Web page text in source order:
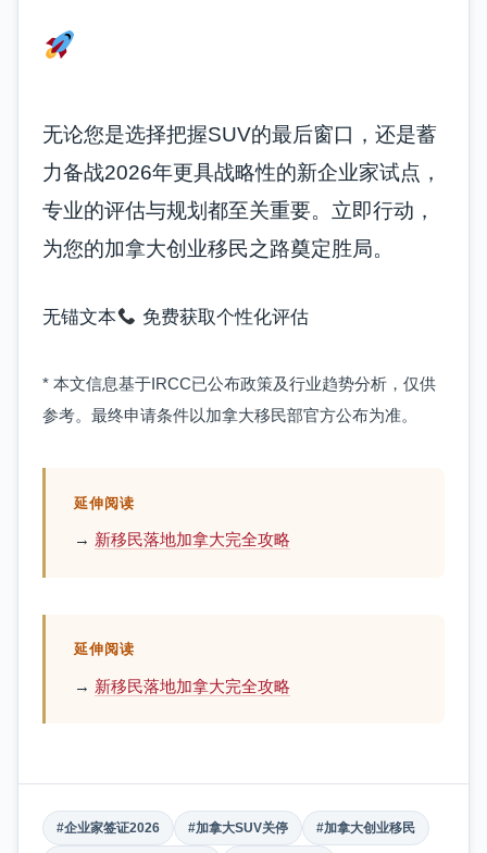
无论您是选择把握SUV的最后窗口，还是蓄
力备战2026年更具战略性的新企业家试点，
专业的评估与规划都至关重要。立即行动，
为您的加拿大创业移民之路奠定胜局。
无锚文本 免费获取个性化评估
* 本文信息基于IRCC已公布政策及行业趋势分析，仅供
参考。最终申请条件以加拿大移民部官方公布为准。
延伸阅读
→ 新移民落地加拿大完全攻略
延伸阅读
→ 新移民落地加拿大完全攻略
#企业家签证2026 #加拿大SUV关停 #加拿大创业移民